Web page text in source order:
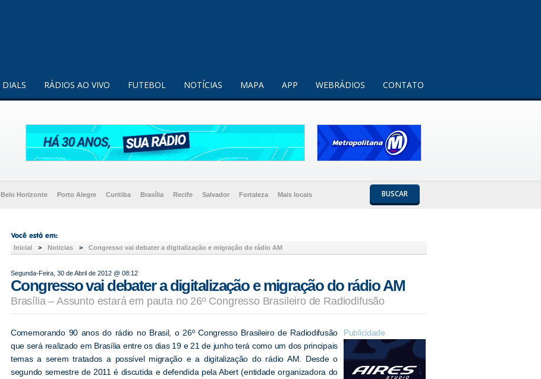
DIALS RÁDIOS AO VIVO FUTEBOL NOTÍCIAS MAPA APP WEBRÁDIOS CONTATO
Belo Horizonte Porto Alegre Curitiba Brasília Recife Salvador Fortaleza Mais locais BUSCAR
Inicial > Noticias > Congresso vai debater a digitalização e migração do rádio AM
Segunda-Feira, 30 de Abril de 2012 @ 08:12
Congresso vai debater a digitalização e migração do rádio AM
Brasília – Assunto estará em pauta no 26º Congresso Brasileiro de Radiodifusão
Publicidade
Comemorando 90 anos do rádio no Brasil, o 26º Congresso Brasileiro de Radiodifusão
que será realizado em Brasília entre os dias 19 e 21 de junho terá como um dos principais
temas a serem tratados a possível migração e a digitalização do rádio AM. Desde o
segundo semestre de 2011 é discutida e defendida pela Abert (entidade organizadora do